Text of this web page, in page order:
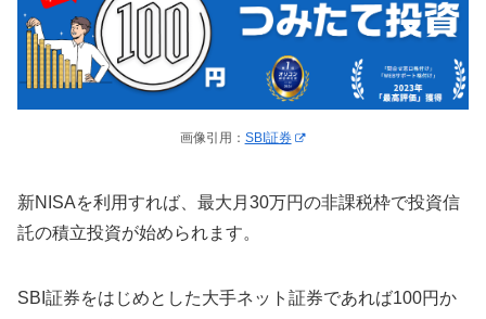
画像引用： SBI証券
新NISAを利用すれば、最大月30万円の非課税枠で投資信
託の積立投資が始められます。
SBI証券をはじめとした大手ネット証券であれば100円か